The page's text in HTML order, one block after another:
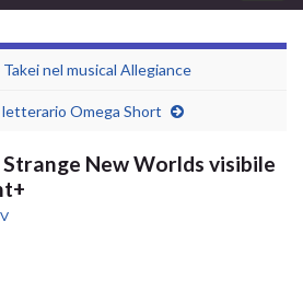
la
nel musical Allegiance
Omega Short
New Worlds visibile